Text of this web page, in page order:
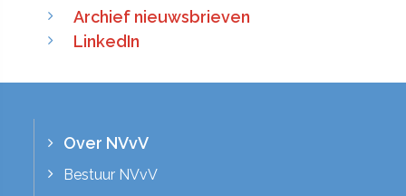
Archief nieuwsbrieven
LinkedIn
Over NVvV
Bestuur NVvV